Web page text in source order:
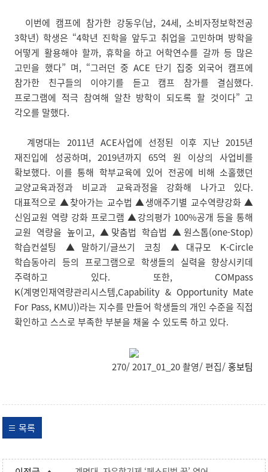
이번에 캠프에 참가한 강동우(남, 24세, 소비자정보학전공
3학년) 학생은 “4학년 진학을 앞두고 취업을 고민하며 방학을
어떻게 활용해야 할까, 휴학을 하고 어학연수를 갈까 등 많은
고민을 했다” 며, “그러던 중 ACE 단기 집중 외국어 캠프에
참가한 친구들의 이야기를 듣고 캠프 참가를 결심했다.
프로그램에 적극 참여해 알찬 방학이 되도록 할 것이다” 고
각오를 말했다.
계명대는 2011년 ACE사업에 선정된 이후 지난 2015년
재진입에 성공하며, 2019년까지 65억 원 이상의 사업비를
확보했다. 이를 통해 학부교육에 있어 전공에 비해 소홀했던
교양교육과정과 비교과 교육과정을 강화해 나가고 있다.
대표적으로 ▲찾아가는 교수법 ▲생애주기별 교수역량강화 ▲
신임교원 역량 강화 프로그램 ▲강의평가 100%공개 등을 통해
교원 역량을 높이고, ▲맞춤법 학습법 ▲원스톱(one-Stop)
학습컨설팅 ▲말하기/글쓰기 코칭 ▲대규모 K-Circle
학습동아리 등의 프로그램으로 학생들의 실력을 향상시키데
주력하고 있다. 또한, COMpass
K(계명인재역량관리시스템,Capability & Opportunity Mate
For Pass, KMU))라는 지수를 만들어 학생들의 개인 수준을 직접
확인하고 스스로 부족한 부분을 채울 수 있도록 하고 있다.
270/ 2017_01_20 촬영/ 편집/홍보팀
목록